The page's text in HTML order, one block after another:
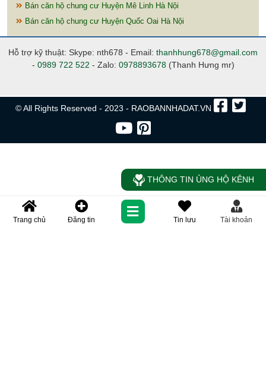
Bán căn hộ chung cư Huyện Mê Linh Hà Nội
Bán căn hộ chung cư Huyện Quốc Oai Hà Nội
Hỗ trợ kỹ thuật: Skype: nth678 - Email: thanhhung678@gmail.com
- 0989 722 522 - Zalo: 0978893678(Thanh Hưng mr)
© All Rights Reserved - 2023 - RAOBANNHADAT.VN
Trang chủ Đăng tin Tin lưu Tài khoản
THÔNG TIN ỦNG HỘ KÊNH